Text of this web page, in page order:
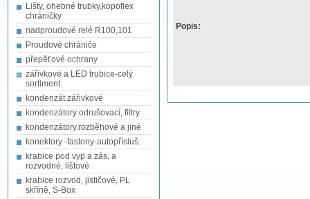
Lišty, ohebné trubky,kopoflex
chráničky
nadproudové relé R100,101
Proudové chrániče
přepěťové ochrany
zářivkové a LED trubice-celý
sortiment
kondenzát.zářivkové
kondenzátory odrušovací, filtry
kondenzátory.rozběhové a jiné
konektory -fastony-autopřísluš.
krabice pod vyp a zás, a
rozvodné, lištové
krabice rozvod, jističové, PL
skříně, S-Box
Popis: